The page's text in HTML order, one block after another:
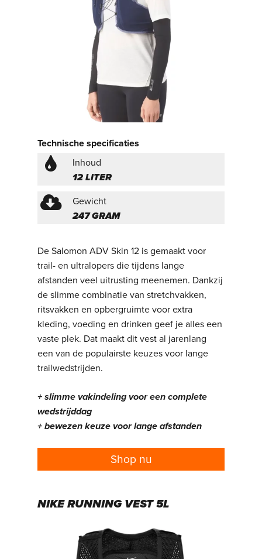
Technische specificaties
Inhoud
12 LITER
Gewicht
247 GRAM
De Salomon ADV Skin 12 is gemaakt voor
trail- en ultralopers die tijdens lange
afstanden veel uitrusting meenemen. Dankzij
de slimme combinatie van stretchvakken,
ritsvakken en opbergruimte voor extra
kleding, voeding en drinken geef je alles een
vaste plek. Dat maakt dit vest al jarenlang
een van de populairste keuzes voor lange
trailwedstrijden.
+ slimme vakindeling voor een complete
wedstrijddag
+ bewezen keuze voor lange afstanden
Shop nu
NIKE RUNNING VEST 5L